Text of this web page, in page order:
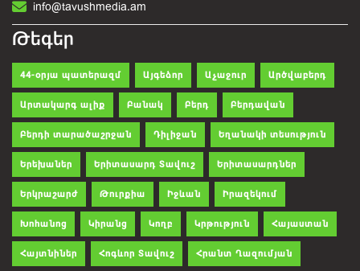
info@tavushmedia.am
Թեգեր
44-օրյա պատերազմ Այգեձոր Աչաջուր Արծվաբերդ
Արտակարգ ալիք Բանակ Բերդ Բերդավան
Բերդի տարածաշրջան Դիլիջան Եղանակի տեսություն
Երեխաներ Երիտասարդ Տավուշ Երիտասարդներ
Երկրաշարժ Թուրքիա Իջևան Իրազեկում
Խոհանոց Կիրանց Կողբ Կրթություն Հայաստան
Հայտնիներ Հոգևոր Տավուշ Հրանտ Ղազումյան